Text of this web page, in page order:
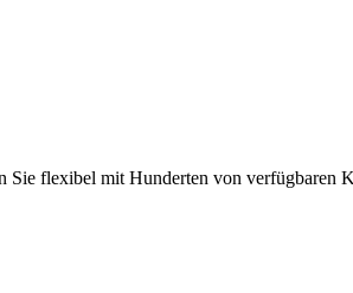
flexibel mit Hunderten von verfügbaren